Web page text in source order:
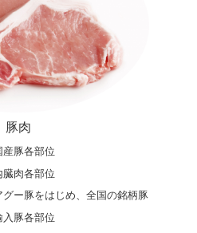
豚肉
産豚各部位
臓肉各部位
グー豚をはじめ、全国の銘柄豚
入豚各部位